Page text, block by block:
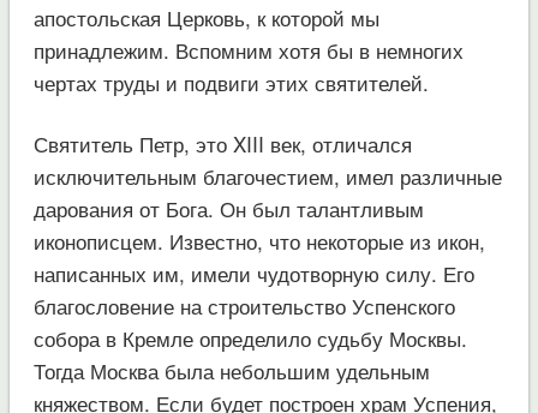
апостольская Церковь, к которой мы
принадлежим. Вспомним хотя бы в немногих
чертах труды и подвиги этих святителей.
Святитель Петр, это XIII век, отличался
исключительным благочестием, имел различные
дарования от Бога. Он был талантливым
иконописцем. Известно, что некоторые из икон,
написанных им, имели чудотворную силу. Его
благословение на строительство Успенского
собора в Кремле определило судьбу Москвы.
Тогда Москва была небольшим удельным
княжеством. Если будет построен храм Успения,